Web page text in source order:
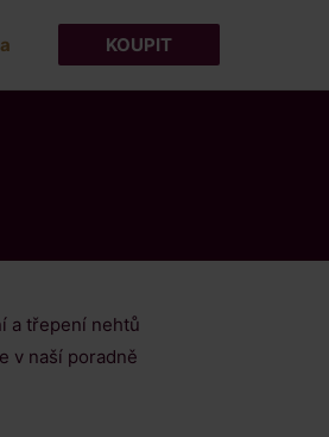
KOUPIT
a třepení nehtů
v naší poradně